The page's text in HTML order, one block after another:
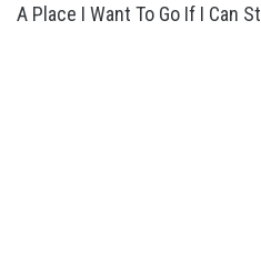
A Place I Want To Go If I Can